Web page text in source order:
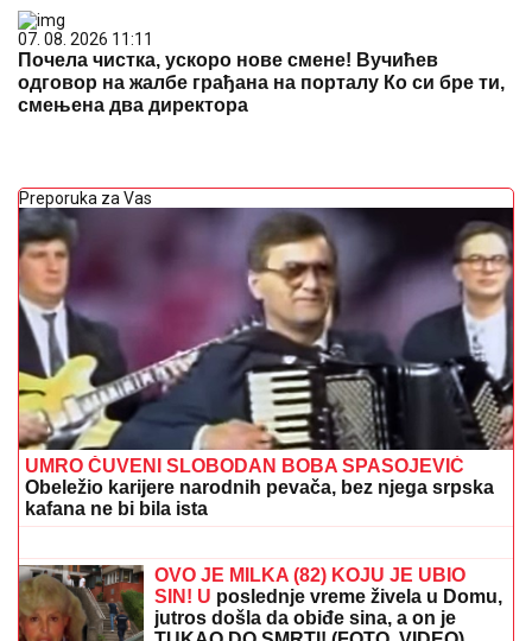
07. 08. 2026 11:11
Почела чистка, ускоро нове смене! Вучићев
одговор на жалбе грађана на порталу Ко си бре ти,
смењена два директора
Preporuka za Vas
UMRO ČUVENI SLOBODAN BOBA SPASOJEVIĆ
Obeležio karijere narodnih pevača, bez njega srpska
kafana ne bi bila ista
VLADIMIRA TOMOVIĆA U BARU
Zatvorili mu objekat nakon što je
pokrenuo biznis, hitno se oglasio:
"Imamo zabranu"